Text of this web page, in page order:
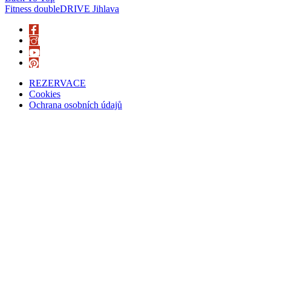
Fitness doubleDRIVE Jihlava
REZERVACE
Cookies
Ochrana osobních údajů